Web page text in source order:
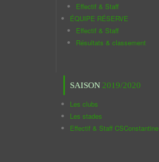
Effectif & Staff
ÉQUIPE RÉSERVE
Effectif & Staff
Résultats & classement
SAISON 2019/2020
Les clubs
Les stades
Effectif & Staff CSConstantine